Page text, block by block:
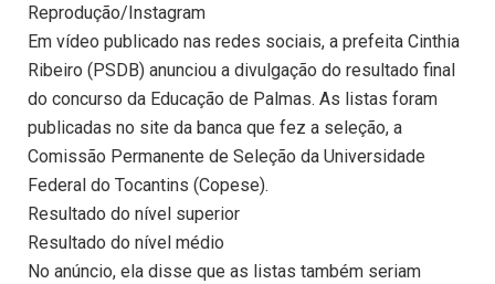
Reprodução/Instagram
Em vídeo publicado nas redes sociais, a prefeita Cinthia
Ribeiro (PSDB) anunciou a divulgação do resultado final
do concurso da Educação de Palmas. As listas foram
publicadas no site da banca que fez a seleção, a
Comissão Permanente de Seleção da Universidade
Federal do Tocantins (Copese).
Resultado do nível superior
Resultado do nível médio
No anúncio, ela disse que as listas também seriam